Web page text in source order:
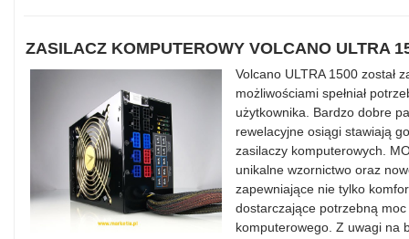
ZASILACZ KOMPUTEROWY VOLCANO ULTRA
Volcano ULTRA 1500 został
możliwościami spełniał
użytkownika. Bardzo dobre
rewelacyjne osiągi stawiają
zasilaczy komputerowych.
unikalne wzornictwo oraz
zapewniające nie tylko
dostarczające potrzebną
komputerowego. Z uwagi na